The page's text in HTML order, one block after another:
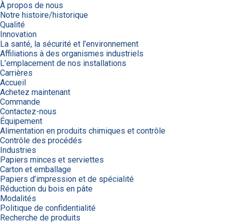
À propos de nous
Notre histoire/historique
Qualité
Innovation
La santé, la sécurité et l’environnement
Affiliations à des organismes industriels
L’emplacement de nos installations
Carrières
Accueil
Achetez maintenant
Commande
Contactez-nous
Équipement
Alimentation en produits chimiques et contrôle
Contrôle des procédés
Industries
Papiers minces et serviettes
Carton et emballage
Papiers d’impression et de spécialité
Réduction du bois en pâte
Modalités
Politique de confidentialité
Recherche de produits